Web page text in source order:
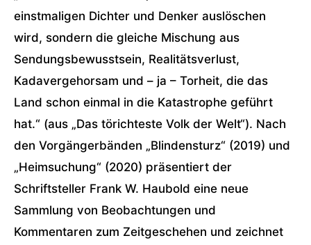
einstmaligen Dichter und Denker auslöschen
wird, sondern die gleiche Mischung aus
Sendungsbewusstsein, Realitätsverlust,
Kadavergehorsam und – ja – Torheit, die das
Land schon einmal in die Katastrophe geführt
hat.“ (aus „Das törichteste Volk der Welt“). Nach
den Vorgängerbänden „Blindensturz“ (2019) und
„Heimsuchung“ (2020) präsentiert der
Schriftsteller Frank W. Haubold eine neue
Sammlung von Beobachtungen und
Kommentaren zum Zeitgeschehen und zeichnet